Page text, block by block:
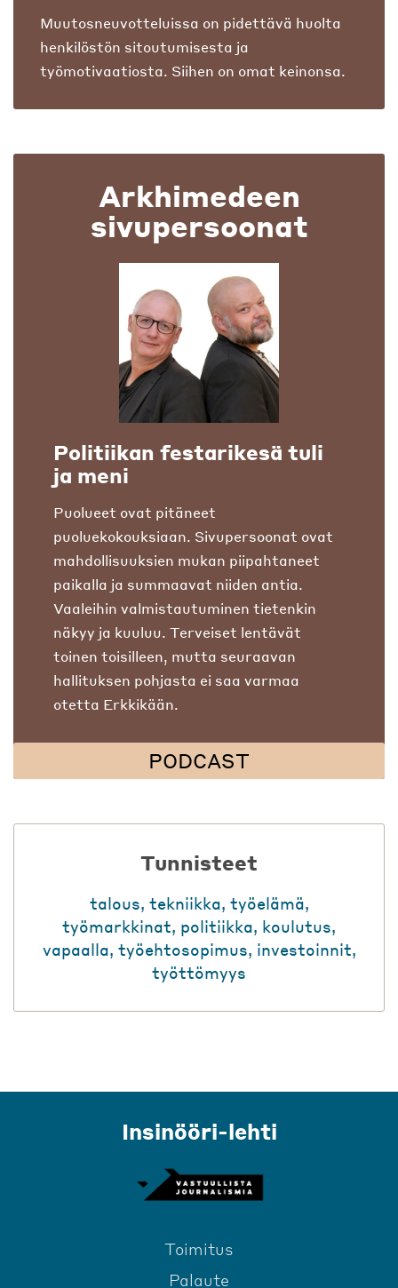
Muutosneuvotteluissa on pidettävä huolta
henkilöstön sitoutumisesta ja
työmotivaatiosta. Siihen on omat keinonsa.
Arkhimedeen
sivupersoonat
Politiikan festarikesä tuli
ja meni
Puolueet ovat pitäneet
puoluekokouksiaan. Sivupersoonat ovat
mahdollisuuksien mukan piipahtaneet
paikalla ja summaavat niiden antia.
Vaaleihin valmistautuminen tietenkin
näkyy ja kuuluu. Terveiset lentävät
toinen toisilleen, mutta seuraavan
hallituksen pohjasta ei saa varmaa
otetta Erkkikään.
PODCAST
Tunnisteet
talous, tekniikka, työelämä,
työmarkkinat, politiikka, koulutus,
vapaalla, työehtosopimus, investoinnit,
työttömyys
Insinööri-lehti
Toimitus
Palaute